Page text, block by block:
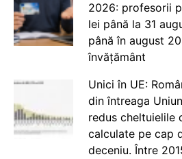
2026: profesorii
lei până la 31
până în august
învățământ
Unici în UE:
din întreaga
redus cheltuielile
calculate pe cap
deceniu. Între